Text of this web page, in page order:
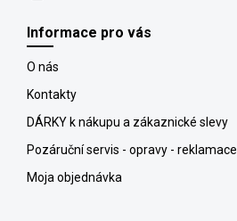
Informace pro vás
O nás
Kontakty
DÁRKY k nákupu a zákaznické slevy
Pozáruční servis - opravy - reklamace
Moja objednávka